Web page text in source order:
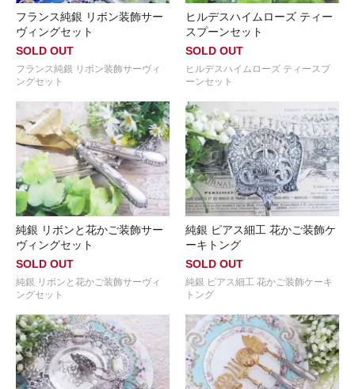
フランス純銀 リボン装飾サー
ヴィングセット
SOLD OUT
フランス純銀 リボン装飾サーヴィ
ングセット
ヒルデスハイムローズ ティー
スプーンセット
SOLD OUT
ヒルデスハイムローズ ティースプ
ーンセット
純銀 リボンと花かご装飾サー
ヴィングセット
SOLD OUT
純銀 リボンと花かご装飾サーヴィ
ングセット
純銀 ピアス細工 花かご装飾ケ
ーキトング
SOLD OUT
純銀 ピアス細工 花かご装飾ケーキ
トング